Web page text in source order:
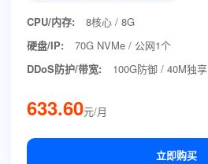
CPU/内存:
8核心 / 8G
硬盘/IP:
70G NVMe / 公网1个
DDoS防护/带宽:
100G防御 / 40M独享
633.60元/月
立即购买